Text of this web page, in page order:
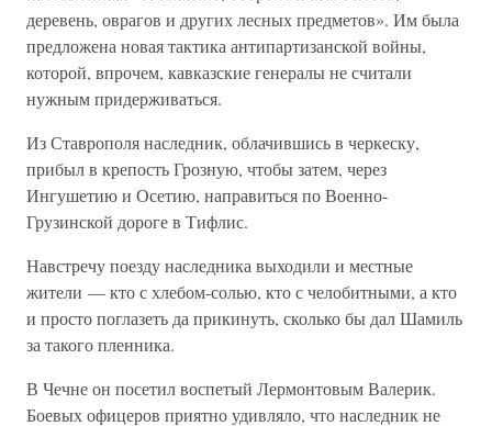
деревень, оврагов и других лесных предметов». Им была
предложена новая тактика антипартизанской войны,
которой, впрочем, кавказские генералы не считали
нужным придерживаться.
Из Ставрополя наследник, облачившись в черкеску,
прибыл в крепость Грозную, чтобы затем, через
Ингушетию и Осетию, направиться по Военно-
Грузинской дороге в Тифлис.
Навстречу поезду наследника выходили и местные
жители — кто с хлебом-солью, кто с челобитными, а кто
и просто поглазеть да прикинуть, сколько бы дал Шамиль
за такого пленника.
В Чечне он посетил воспетый Лермонтовым Валерик.
Боевых офицеров приятно удивляло, что наследник не